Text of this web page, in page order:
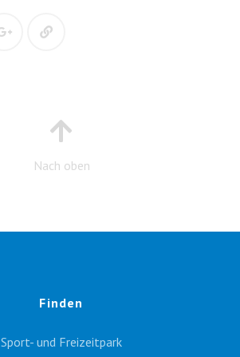
Nach oben
Finden
Sport- und Freizeitpark